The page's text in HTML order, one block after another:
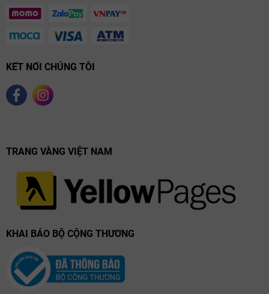
KẾT NỐI CHÚNG TÔI
TRANG VÀNG VIỆT NAM
KHAI BÁO BỘ CỘNG THƯƠNG